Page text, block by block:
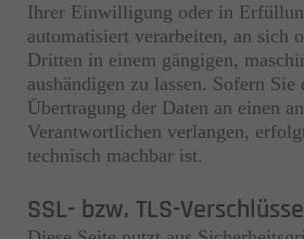
Ihrer Einwilligung oder in
automatisiert verarbeiten, an sich
Dritten in einem gängigen,
aushändigen zu lassen. Sofern Sie
Übertragung der Daten an einen
Verantwortlichen verlangen,
technisch machbar ist.
SSL- bzw. TLS-